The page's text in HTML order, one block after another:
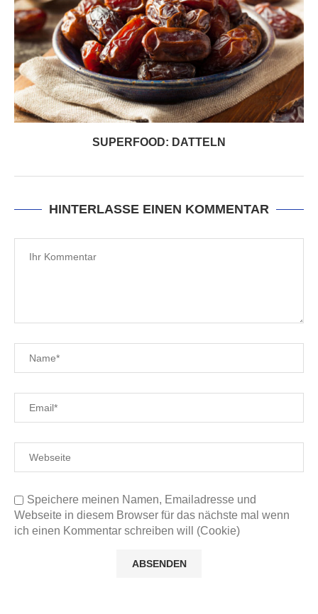
SUPERFOOD: DATTELN
HINTERLASSE EINEN KOMMENTAR
Speichere meinen Namen, Emailadresse und
Webseite in diesem Browser für das nächste mal wenn
ich einen Kommentar schreiben will (Cookie)